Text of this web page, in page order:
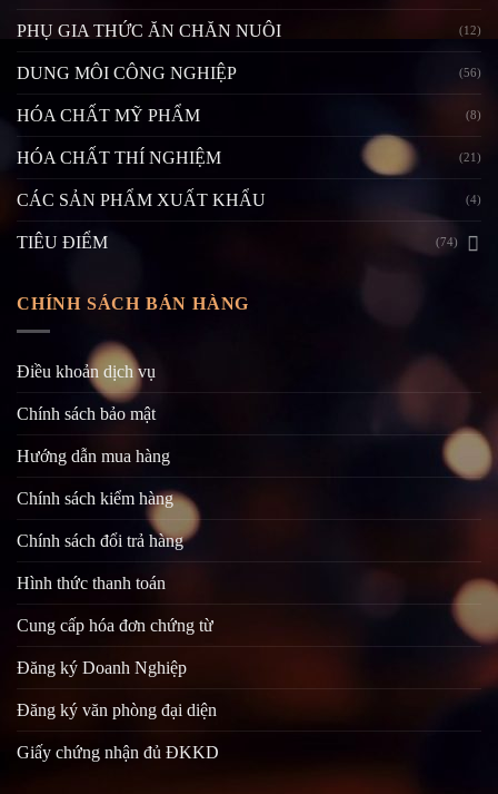
PHỤ GIA THỨC ĂN CHĂN NUÔI (12)
DUNG MÔI CÔNG NGHIỆP (56)
HÓA CHẤT MỸ PHẨM (8)
HÓA CHẤT THÍ NGHIỆM (21)
CÁC SẢN PHẨM XUẤT KHẨU (4)
TIÊU ĐIỂM (74)
CHÍNH SÁCH BÁN HÀNG
Điều khoản dịch vụ
Chính sách bảo mật
Hướng dẫn mua hàng
Chính sách kiểm hàng
Chính sách đổi trả hàng
Hình thức thanh toán
Cung cấp hóa đơn chứng từ
Đăng ký Doanh Nghiệp
Đăng ký văn phòng đại diện
Giấy chứng nhận đủ ĐKKD